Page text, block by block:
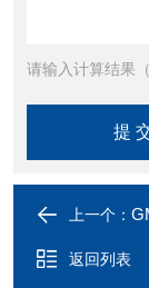
请输入计算结果
上一个：
返回列表